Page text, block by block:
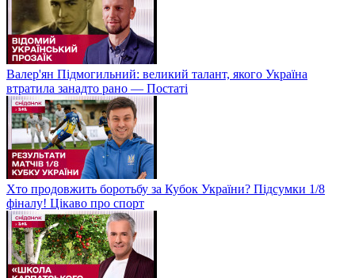
Валер'ян Підмогильний: великий талант, якого Україна
втратила занадто рано — Постаті
Хто продовжить боротьбу за Кубок України? Підсумки 1/8
фіналу! Цікаво про спорт